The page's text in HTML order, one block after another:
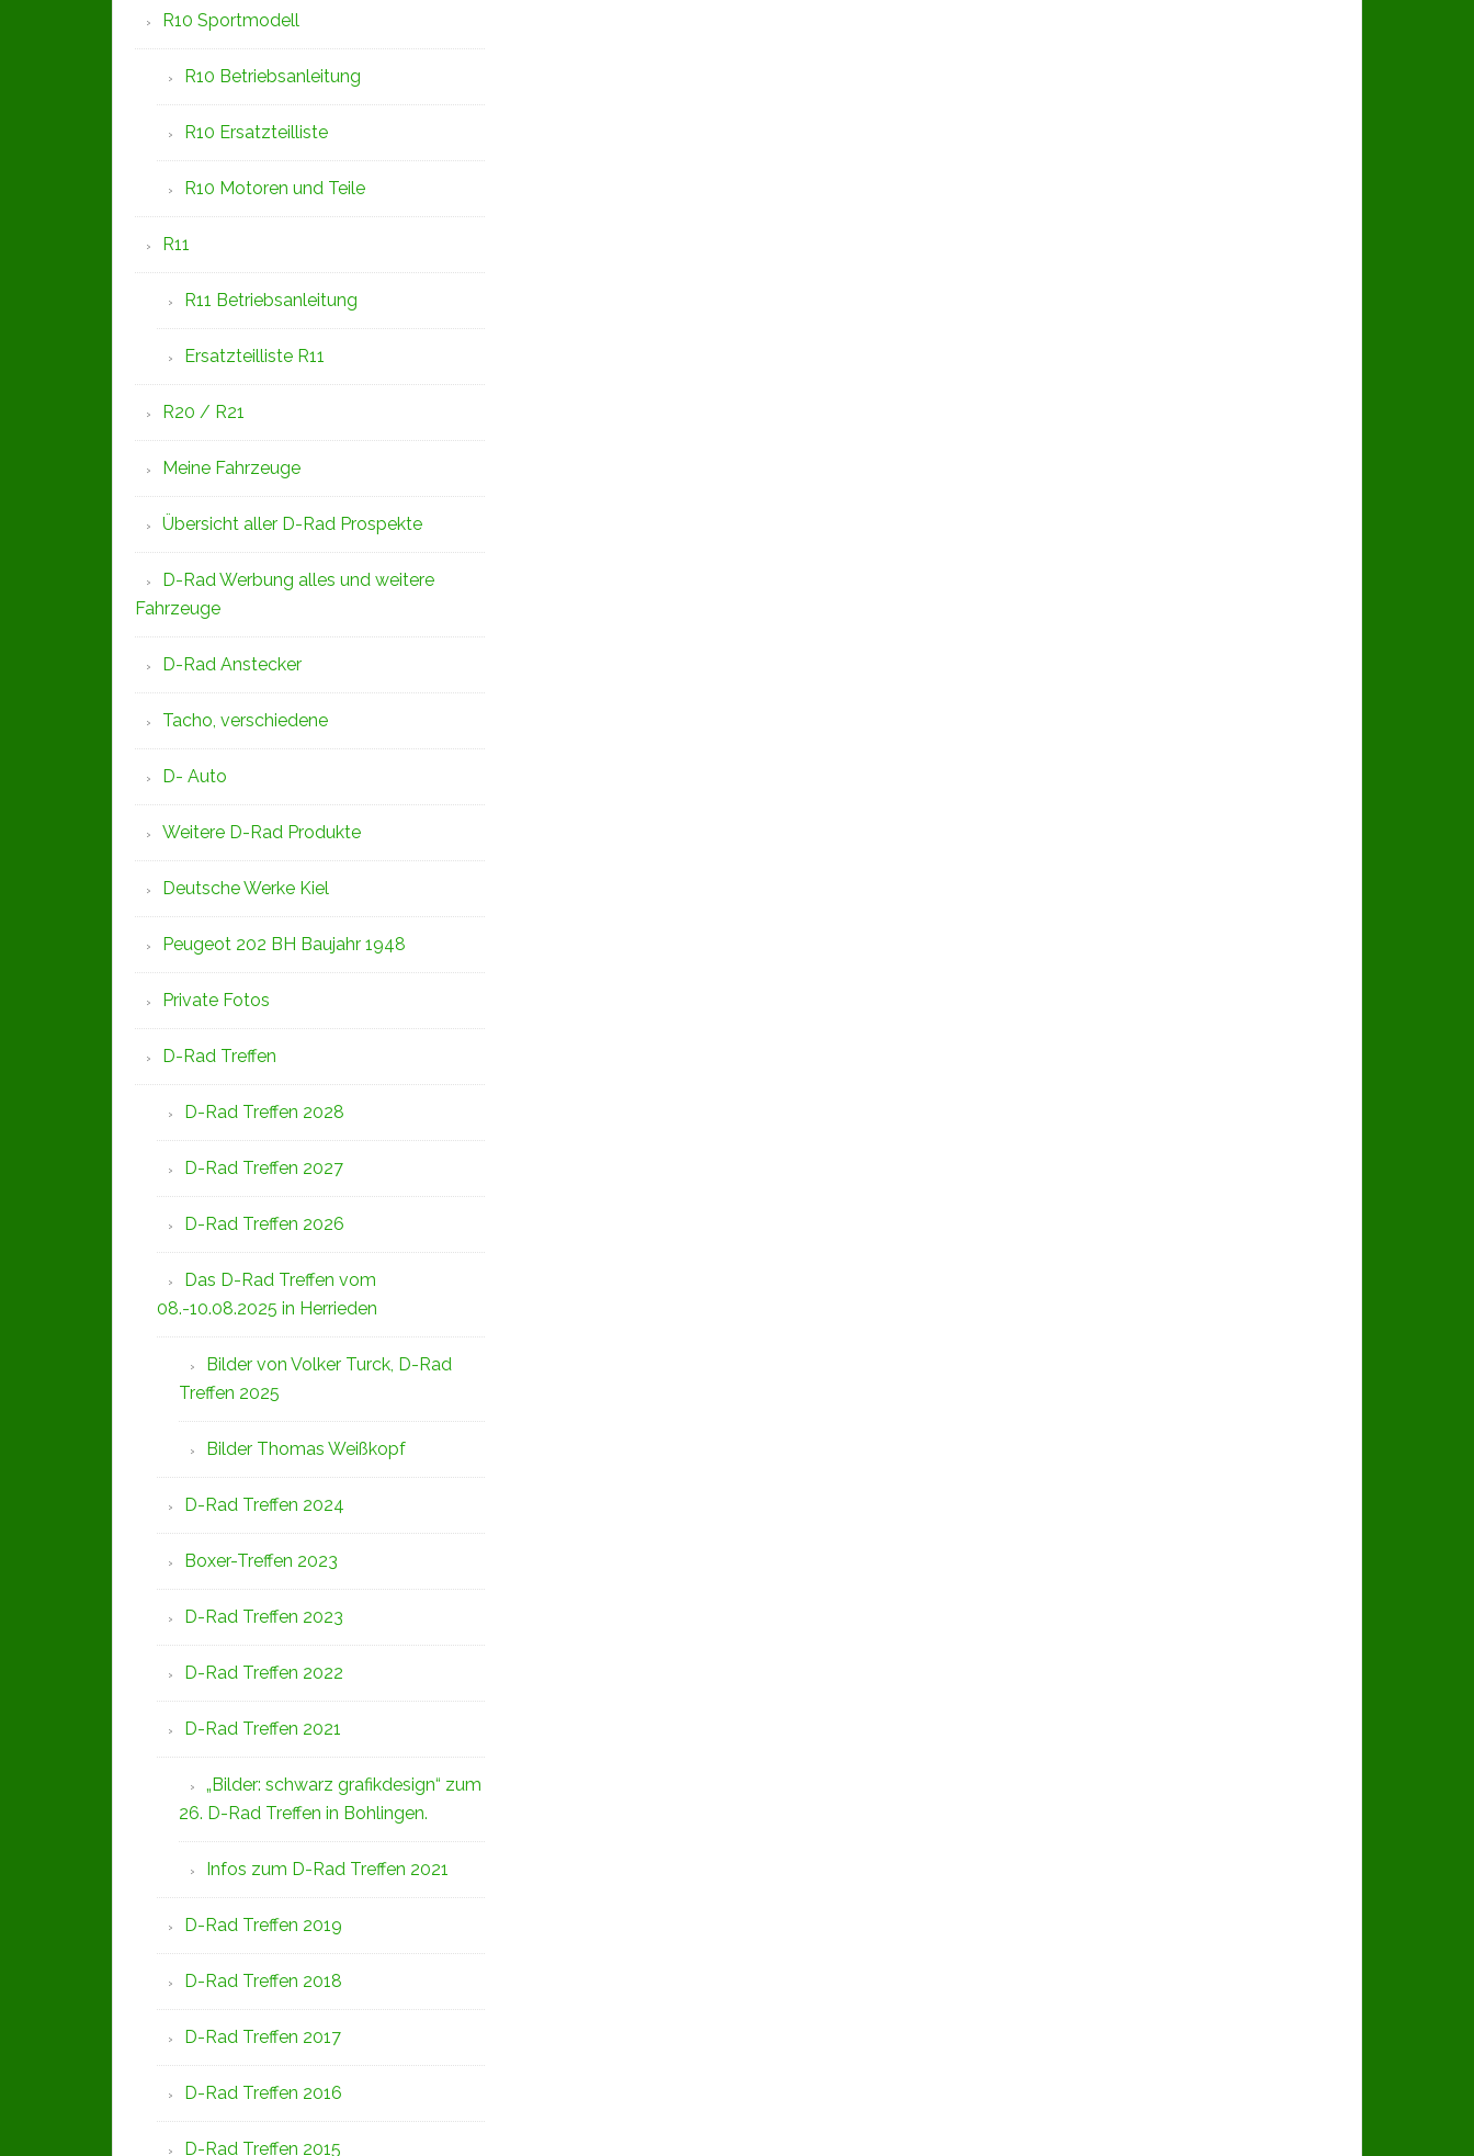
R10 Sportmodell
R10 Betriebsanleitung
R10 Ersatzteilliste
R10 Motoren und Teile
R11
R11 Betriebsanleitung
Ersatzteilliste R11
R20 / R21
Meine Fahrzeuge
Übersicht aller D-Rad Prospekte
D-Rad Werbung alles und weitere
Fahrzeuge
D-Rad Anstecker
Tacho, verschiedene
D- Auto
Weitere D-Rad Produkte
Deutsche Werke Kiel
Peugeot 202 BH Baujahr 1948
Private Fotos
D-Rad Treffen
D-Rad Treffen 2028
D-Rad Treffen 2027
D-Rad Treffen 2026
Das D-Rad Treffen vom
08.-10.08.2025 in Herrieden
Bilder von Volker Turck, D-Rad
Treffen 2025
Bilder Thomas Weißkopf
D-Rad Treffen 2024
Boxer-Treffen 2023
D-Rad Treffen 2023
D-Rad Treffen 2022
D-Rad Treffen 2021
„Bilder: schwarz grafikdesign“ zum
26. D-Rad Treffen in Bohlingen.
Infos zum D-Rad Treffen 2021
D-Rad Treffen 2019
D-Rad Treffen 2018
D-Rad Treffen 2017
D-Rad Treffen 2016
D-Rad Treffen 2015